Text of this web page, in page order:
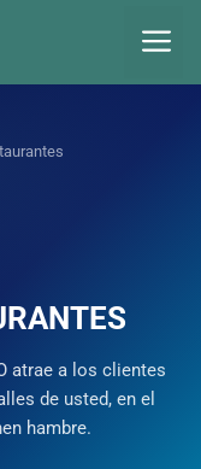
atrae a los clientes
de usted, en el
hambre.